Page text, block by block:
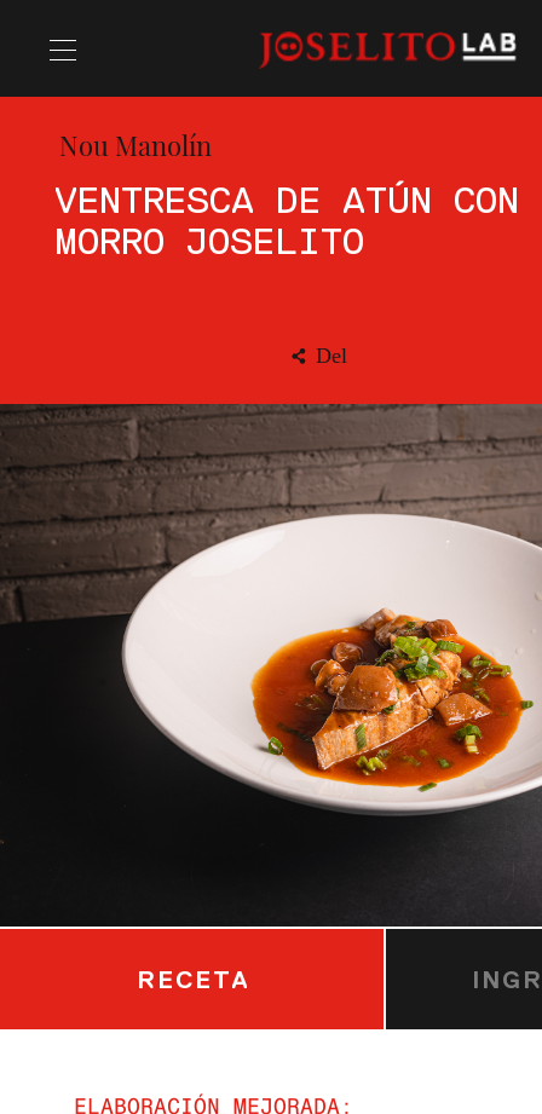
Opskrifter
Nou Manolín
VENTRESCA DE ATÚN CON
MORRO JOSELITO
Del
RECETA
ELABORACIÓN MEJORADA: